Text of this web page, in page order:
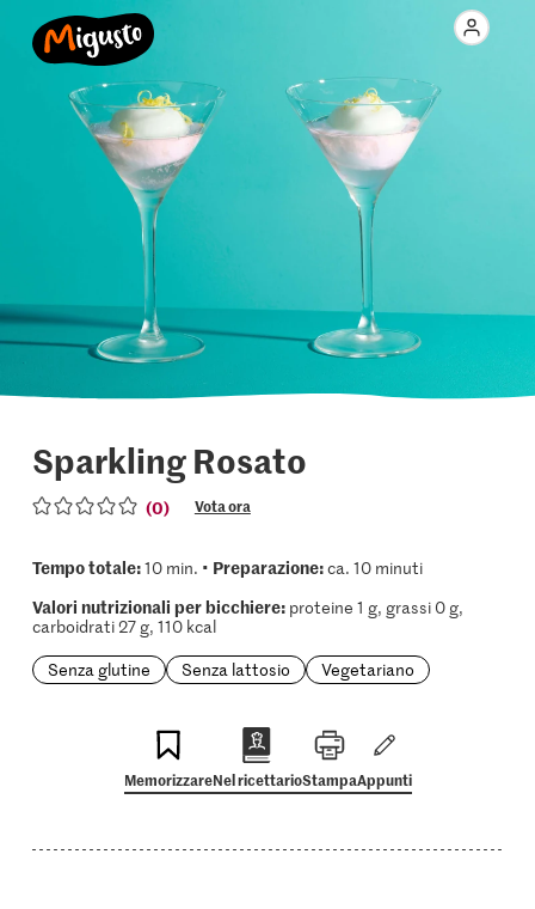
Sparkling Rosato
(0) Vota ora
Tempo totale:10 min. • Preparazione:ca. 10 minuti
Valori nutrizionali per bicchiere:proteine 1 g, grassi 0 g,
carboidrati 27 g, 110 kcal
Senza glutine
Senza lattosio Vegetariano
MemorizzareNel ricettarioStampaAppunti